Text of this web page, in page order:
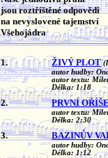
jsou roztříštěné odpovědi
na nevyslovené tajemství
Všehojádra
1. ŽIVÝ PLOT
autor hudby:
autor textu:
Délka: 1:18
2. PRVNÍ
autor textu:
Délka: 2:30
3. BAZINŮV
autor hudby:
Délka: 1:12